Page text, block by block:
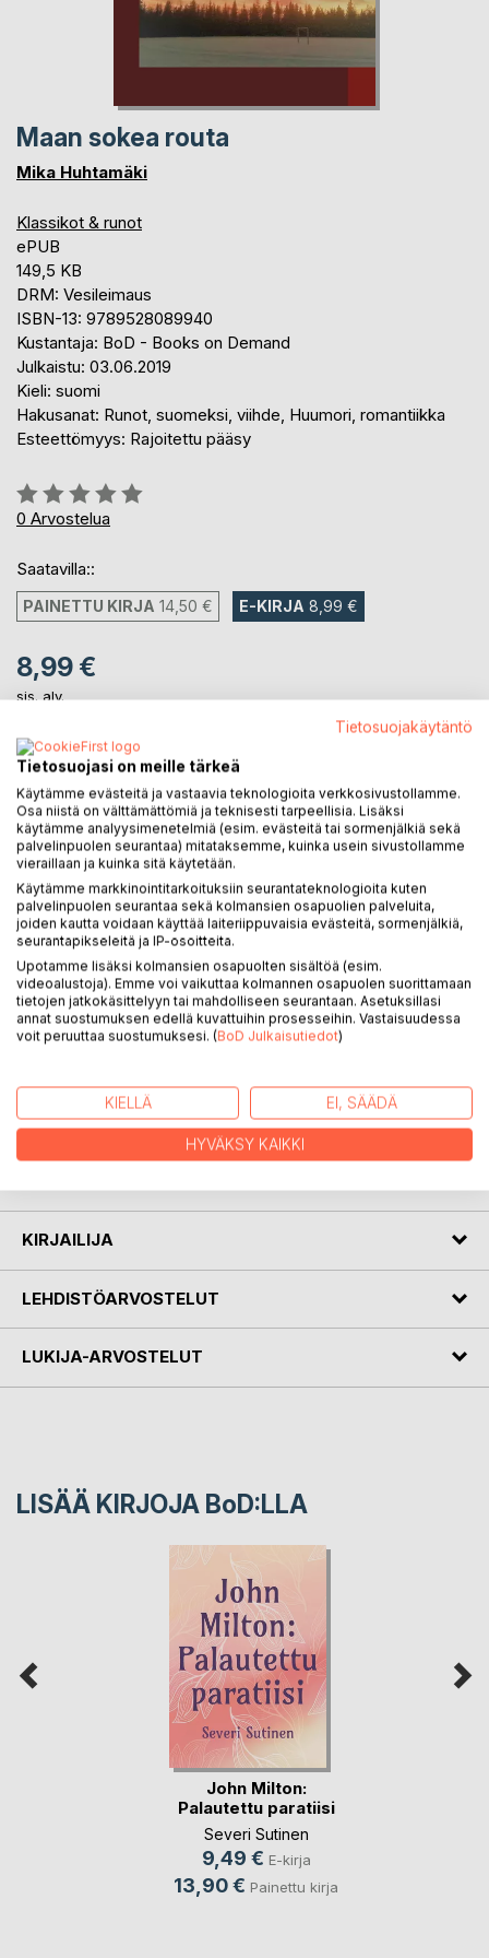
Maan sokea routa
Mika Huhtamäki
Klassikot & runot
ePUB
149,5 KB
DRM: Vesileimaus
ISBN-13: 9789528089940
Kustantaja: BoD - Books on Demand
Julkaistu: 03.06.2019
Kieli: suomi
Hakusanat: Runot, suomeksi, viihde, Huumori, romantiikka
Esteettömyys: Rajoitettu pääsy
Arvostelu::
0%
0 Arvostelua
Saatavilla::
PAINETTU KIRJA 14,50 € E-KIRJA 8,99 €
8,99 €
sis. alv.
LISÄÄ OSTOSKORIIN
Lisää muistilistalle
Arvostele tuote
KUVAUS
Ajatelmia runomuodossa sinulle ja hänelle. Elämästä,
kuolemasta, kaikesta olevasta. Rakkautta, romantiikkaa
huumoria unohtamatta. Ajatuksellisia lukuhetkiä....
KIRJAILIJA
LEHDISTÖARVOSTELUT
LUKIJA-ARVOSTELUT
LISÄÄ KIRJOJA BoD:LLA
John Milton:
Palautettu paratiisi
Severi Sutinen
9,49 € E-kirja
13,90 € Painettu kirja
Tietosuojakäytäntö
Tietosuojasi on meille tärkeä
Käytämme evästeitä ja vastaavia teknologioita verkkosivustollamme.
Osa niistä on välttämättömiä ja teknisesti tarpeellisia. Lisäksi
käytämme analyysimenetelmiä (esim. evästeitä tai sormenjälkiä sekä
palvelinpuolen seurantaa) mitataksemme, kuinka usein sivustollamme
vieraillaan ja kuinka sitä käytetään.
Käytämme markkinointitarkoituksiin seurantateknologioita kuten
palvelinpuolen seurantaa sekä kolmansien osapuolien palveluita,
joiden kautta voidaan käyttää laiteriippuvaisia evästeitä, sormenjälkiä,
seurantapikseleitä ja IP-osoitteita.
Upotamme lisäksi kolmansien osapuolten sisältöä (esim.
videoalustoja). Emme voi vaikuttaa kolmannen osapuolen suorittamaan
tietojen jatkokäsittelyyn tai mahdolliseen seurantaan. Asetuksillasi
annat suostumuksen edellä kuvattuihin prosesseihin. Vastaisuudessa
voit peruuttaa suostumuksesi. (BoD Julkaisutiedot)
KIELLÄ EI, SÄÄDÄ
HYVÄKSY KAIKKI